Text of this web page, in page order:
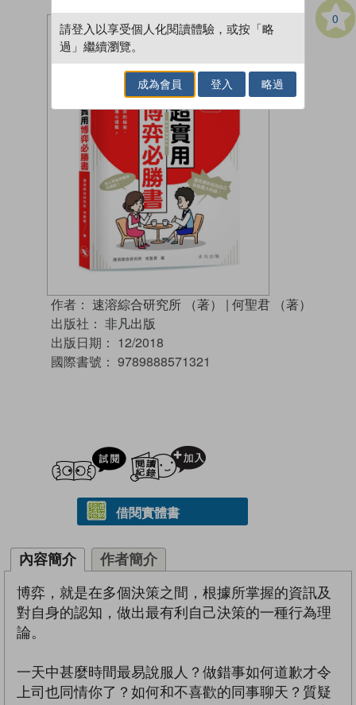
0
作者： 速溶綜合研究所 （著） | 何聖君 （著）
出版社： 非凡出版
出版日期： 12/2018
國際書號： 9789888571321
試閲
借閱實體書
內容簡介 作者簡介
博弈，就是在多個決策之間，根據所掌握的資訊及
對自身的認知，做出最有利自己決策的一種行為理
論。
一天中甚麼時間最易說服人？做錯事如何道歉才令
上司也同情你了？如何和不喜歡的同事聊天？質疑
請登入以享受個人化閱讀體驗，或按「略
過」繼續瀏覽。
成為會員 登入 略過